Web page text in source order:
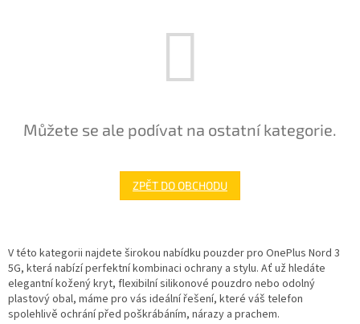
Můžete se ale podívat na ostatní kategorie.
ZPĚT DO OBCHODU
V této kategorii najdete širokou nabídku pouzder pro OnePlus Nord 3
5G, která nabízí perfektní kombinaci ochrany a stylu. Ať už hledáte
elegantní kožený kryt, flexibilní silikonové pouzdro nebo odolný
plastový obal, máme pro vás ideální řešení, které váš telefon
spolehlivě ochrání před poškrábáním, nárazy a prachem.